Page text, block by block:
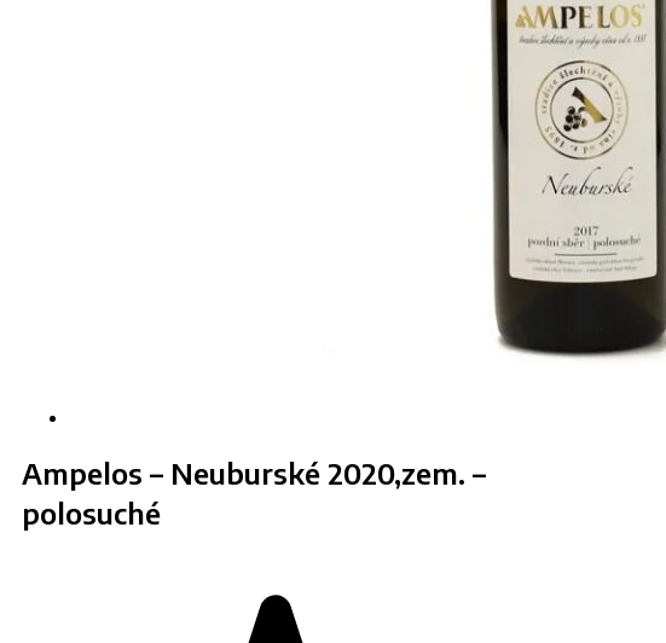
Ampelos – Neuburské 2020,zem. –
polosuché